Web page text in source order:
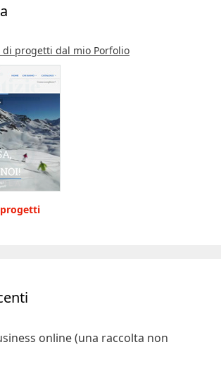
di progetti dal mio Porfolio
progetti
online (una raccolta non